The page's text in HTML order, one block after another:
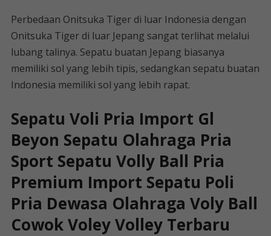
Perbedaan Onitsuka Tiger di luar Indonesia dengan
Onitsuka Tiger di luar Jepang sangat terlihat melalui
lubang talinya. Sepatu buatan Jepang biasanya
memiliki sol yang lebih tipis, sedangkan sepatu buatan
Indonesia memiliki sol yang lebih rapat.
Sepatu Voli Pria Import Gl
Beyon Sepatu Olahraga Pria
Sport Sepatu Volly Ball Pria
Premium Import Sepatu Poli
Pria Dewasa Olahraga Voly Ball
Cowok Voley Volley Terbaru